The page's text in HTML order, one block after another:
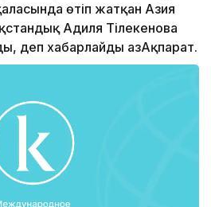
өтіп жатқан Азия
Адиля Тілекенова
деп хабарлайды ҚазАқпарат.